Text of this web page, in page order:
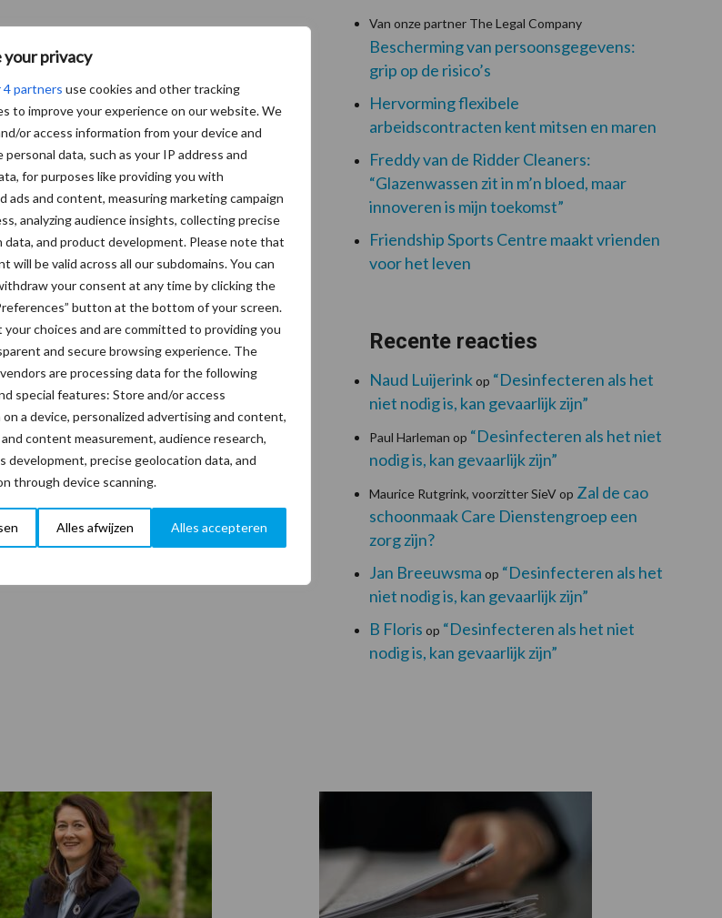
your privacy
4 partners use cookies and other tracking
to improve your experience on our website. We
or access information from your device and
personal data, such as your IP address and
for purposes like providing you with
ads and content, measuring marketing campaign
analyzing audience insights, collecting precise
data, and product development. Please note that
will be valid across all our subdomains. You can
your consent at any time by clicking the
button at the bottom of your screen.
your choices and are committed to providing you
and secure browsing experience. The
are processing data for the following
special features: Store and/or access
a device, personalized advertising and content,
content measurement, audience research,
development, precise geolocation data, and
through device scanning.
Alles afwijzen Alles accepteren
het jaar betrokken blijven om zijn
overdracht. Alles in pais en vree.
optie is. Als dit niet aan de orde is
persoonlijke ambitie en drijfveren.
weer dichter bij relaties,
zijn dat alles in goed overleg verloopt.
tegenover Clean Totaal.
Van onze partner The Legal Company
Bescherming van persoonsgegevens:
grip op de risico’s
Hervorming flexibele
arbeidscontracten kent mitsen en maren
Freddy van de Ridder Cleaners:
“Glazenwassen zit in m’n bloed, maar
innoveren is mijn toekomst”
Friendship Sports Centre maakt vrienden
voor het leven
Recente reacties
Naud Luijerinkop “Desinfecteren als het
niet nodig is, kan gevaarlijk zijn”
Paul Harleman op “Desinfecteren als het niet
nodig is, kan gevaarlijk zijn”
Maurice Rutgrink, voorzitter SieVop Zal de cao
schoonmaak Care Dienstengroep een
zorg zijn?
Jan Breeuwsma op “Desinfecteren als het
niet nodig is, kan gevaarlijk zijn”
B Floris op “Desinfecteren als het niet
nodig is, kan gevaarlijk zijn”